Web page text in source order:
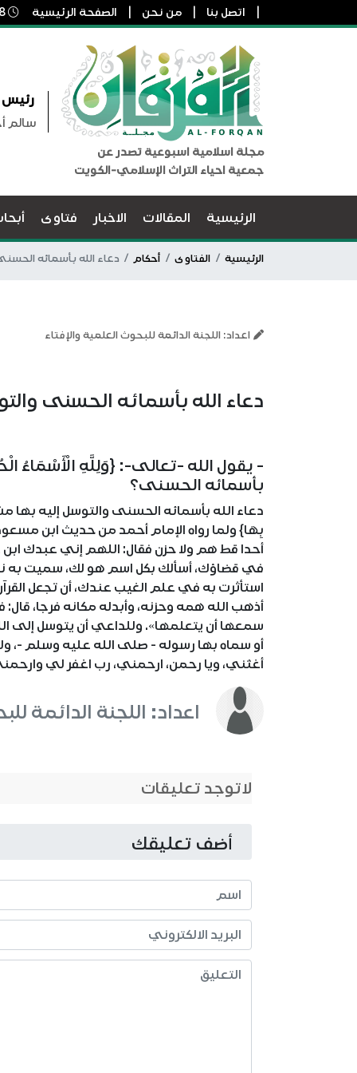
اتصل بنا من نحن الصفحة الرئيسية
مجلة اسلامية اسبوعية تصدر عن
جمعية احياء التراث الإسلامي-الكويت
رئيس
سالم
الرئيسية المقالات الاخبار فتاوى
الرئيسية الفتاوى أحكام دعاء الله بأسمائه
اعداد: اللجنة الدائمة للبحوث العلمية والإفتاء
دعاء الله بأسمائه الحسنى
- يقول الله -تعالى-: {وَلِلَّهِ الْأَسْمَاءُ
بأسمائه الحسنى؟
دعاء الله بأسمائه الحسنى والتوسل إليه
بِهَا} ولما رواه الإمام أحمد من حديث ابن
أحدا قط هم ولا حزن فقال: اللهم إني عبدك
في قضاؤك، أسألك بكل اسم هو لك، سميت به
استأثرت به في علم الغيب عندك، أن تجعل
أذهب الله همه وحزنه، وأبدله مكانه فرجا،
سمعها أن يتعلمها». وللداعي أن يتوسل
أو سماه بها رسوله - صلى الله عليه وسلم -،
أغثني، ويا رحمن، ارحمني، رب اغفر لي
اعداد: اللجنة الدائمة
لاتوجد تعليقات
أضف تعليقك